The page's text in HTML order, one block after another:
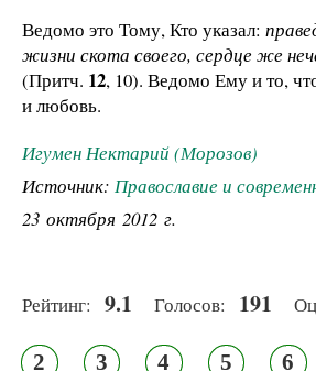
Ведомо это Тому, Кто указал:
жизни скота своего, сердце же
(Притч. 12, 10). Ведомо Ему и то,
и любовь.
Игумен Нектарий (Морозов)
Источник: Православие и
23 октября 2012 г.
Рейтинг: 9.1 Голосов: 191
2 3 4 5 6